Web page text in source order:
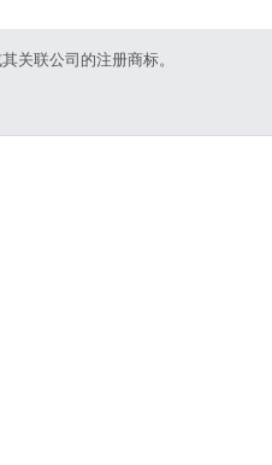
关联公司的注册商标。